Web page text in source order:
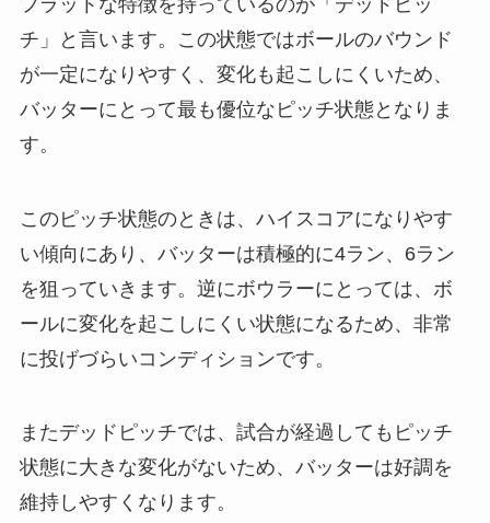
チ」と言います。この状態ではボールのバウンド
が一定になりやすく、変化も起こしにくいため、
バッターにとって最も優位なピッチ状態となりま
す。
このピッチ状態のときは、ハイスコアになりやす
い傾向にあり、バッターは積極的に4ラン、6ラン
を狙っていきます。逆にボウラーにとっては、ボ
ールに変化を起こしにくい状態になるため、非常
に投げづらいコンディションです。
またデッドピッチでは、試合が経過してもピッチ
状態に大きな変化がないため、バッターは好調を
維持しやすくなります。